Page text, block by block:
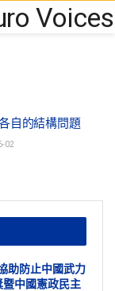
自的結構問題
02
助防止中國武力
中國憲政民主